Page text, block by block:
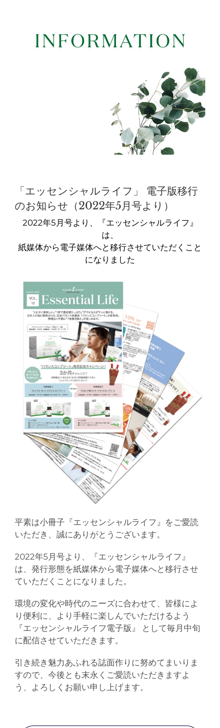
「エッセンシャルライフ」 電子版移行
のお知らせ（2022年5月号より）
2022年5月号より、『エッセンシャルライフ』
は、
紙媒体から電子媒体へと移行させていただくこと
になりました
平素は小冊子『エッセンシャルライフ』をご愛読
いただき、誠にありがとうございます。
2022年5月号より、『エッセンシャルライフ』
は、発行形態を紙媒体から電子媒体へと移行させ
ていただくことになりました。
環境の変化や時代のニーズに合わせて、皆様によ
り便利に、より手軽に楽しんでいただけるよう
『エッセンシャルライフ電子版』 として毎月中旬
に配信させていただきます。
引き続き魅力あふれる誌面作りに努めてまいりま
すので、今後とも末永くご愛読いただきますよ
う、よろしくお願い申し上げます。